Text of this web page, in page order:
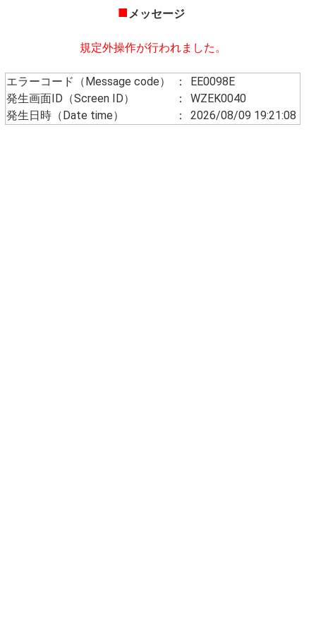
■メッセージ
規定外操作が行われました。
エラーコード（Message code） ：
EE0098E
発生画面ID（Screen ID）
：
WZEK0040
発生日時（Date time）
： 2026/08/09 19:21:08